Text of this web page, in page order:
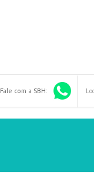
Fale com a SBH: